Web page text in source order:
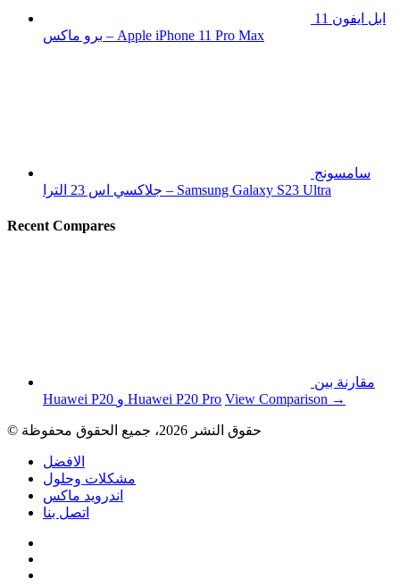
ابل ايفون 11
برو ماكس – Apple iPhone 11 Pro Max
سامسونج
جلاكسي اس 23 الترا – Samsung Galaxy S23 Ultra
Recent Compares
مقارنة بين
Huawei P20 و Huawei P20 Pro View Comparison →
الافضل
مشكلات وحلول
اندرويد ماكس
اتصل بنا